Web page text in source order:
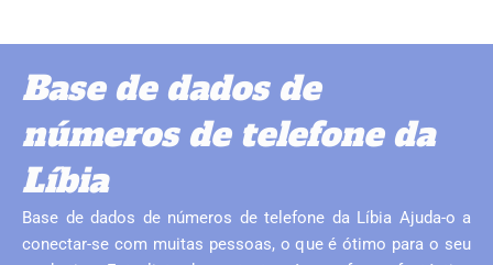
Base de dados de
números de telefone da
Líbia
Base de dados de números de telefone da Líbia Ajuda-o a
conectar-se com muitas pessoas, o que é ótimo para o seu